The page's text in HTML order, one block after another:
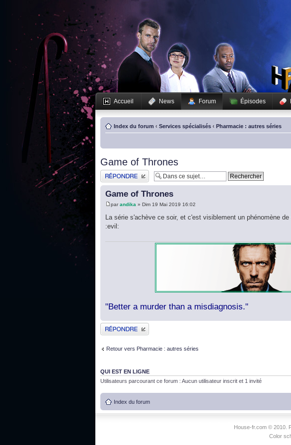
Accueil News Forum Épisodes
Index du forum ‹ Services spécialisés ‹ Pharmacie : autres séries
Game of Thrones
Publier une réponse
Game of Thrones
parandika » Dim 19 Mai 2019 16:02
La série s'achève ce soir, et c'est visiblement un phénomène
:evil:
"Better a murder than a misdiagnosis."
Publier une réponse
Retour vers Pharmacie : autres séries
QUI EST EN LIGNE
Utilisateurs parcourant ce forum : Aucun utilisateur inscrit et 1 invité
Index du forum
House-fr.com © 2010.
Color